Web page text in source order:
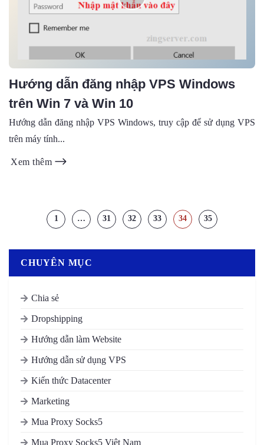
Hướng dẫn đăng nhập VPS Windows
trên Win 7 và Win 10
Hướng dẫn đăng nhập VPS Windows, truy cập để sử dụng VPS
trên máy tính...
Xem thêm
1 … 31 32 33 34 35
CHUYÊN MỤC
Chia sẻ
Dropshipping
Hướng dẫn làm Website
Hướng dẫn sử dụng VPS
Kiến thức Datacenter
Marketing
Mua Proxy Socks5
Mua Proxy Socks5 Việt Nam